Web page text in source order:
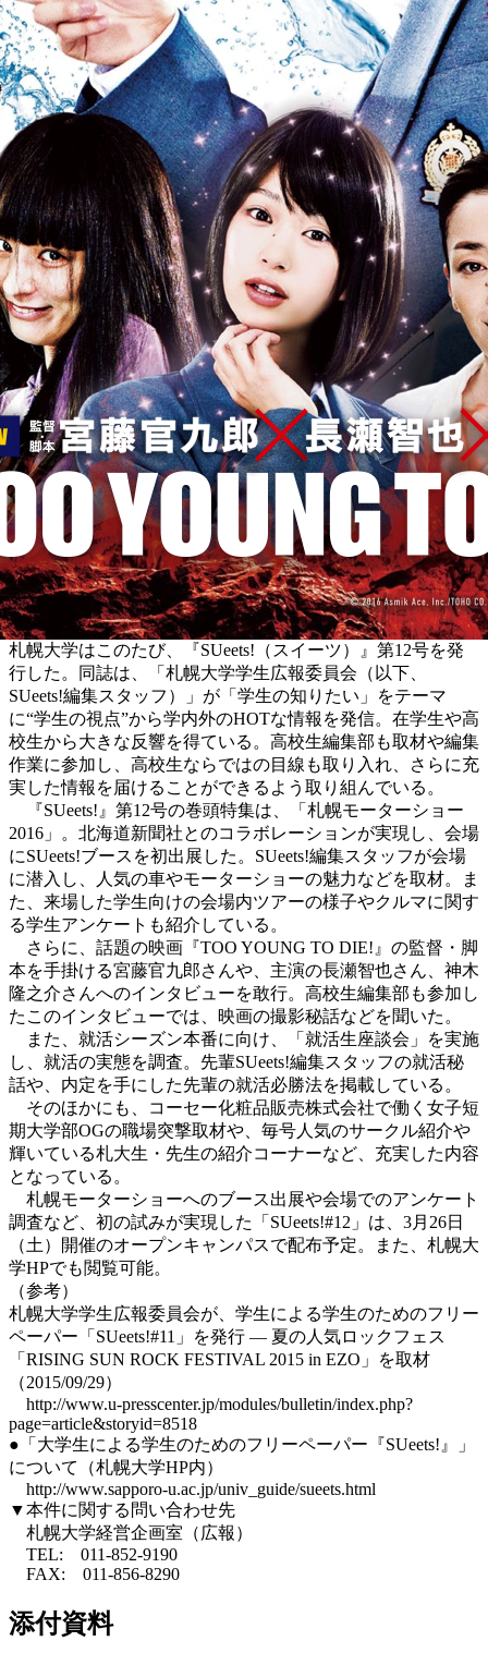
札幌大学はこのたび、『SUeets!（スイーツ）』第12号を発
行した。同誌は、「札幌大学学生広報委員会（以下、
SUeets!編集スタッフ）」が「学生の知りたい」をテーマ
に“学生の視点”から学内外のHOTな情報を発信。在学生や高
校生から大きな反響を得ている。高校生編集部も取材や編集
作業に参加し、高校生ならではの目線も取り入れ、さらに充
実した情報を届けることができるよう取り組んでいる。
『SUeets!』第12号の巻頭特集は、「札幌モーターショー
2016」。北海道新聞社とのコラボレーションが実現し、会場
にSUeets!ブースを初出展した。SUeets!編集スタッフが会場
に潜入し、人気の車やモーターショーの魅力などを取材。ま
た、来場した学生向けの会場内ツアーの様子やクルマに関す
る学生アンケートも紹介している。
さらに、話題の映画『TOO YOUNG TO DIE!』の監督・脚
本を手掛ける宮藤官九郎さんや、主演の長瀬智也さん、神木
隆之介さんへのインタビューを敢行。高校生編集部も参加し
たこのインタビューでは、映画の撮影秘話などを聞いた。
また、就活シーズン本番に向け、「就活生座談会」を実施
し、就活の実態を調査。先輩SUeets!編集スタッフの就活秘
話や、内定を手にした先輩の就活必勝法を掲載している。
そのほかにも、コーセー化粧品販売株式会社で働く女子短
期大学部OGの職場突撃取材や、毎号人気のサークル紹介や
輝いている札大生・先生の紹介コーナーなど、充実した内容
となっている。
札幌モーターショーへのブース出展や会場でのアンケート
調査など、初の試みが実現した「SUeets!#12」は、3月26日
（土）開催のオープンキャンパスで配布予定。また、札幌大
学HPでも閲覧可能。
（参考）
札幌大学学生広報委員会が、学生による学生のためのフリー
ペーパー「SUeets!#11」を発行 — 夏の人気ロックフェス
「RISING SUN ROCK FESTIVAL 2015 in EZO」を取材
（2015/09/29）
http://www.u-presscenter.jp/modules/bulletin/index.php?
page=article&storyid=8518
●「大学生による学生のためのフリーペーパー『SUeets!』」
について（札幌大学HP内）
http://www.sapporo-u.ac.jp/univ_guide/sueets.html
▼本件に関する問い合わせ先
札幌大学経営企画室（広報）
TEL: 011-852-9190
FAX: 011-856-8290
添付資料